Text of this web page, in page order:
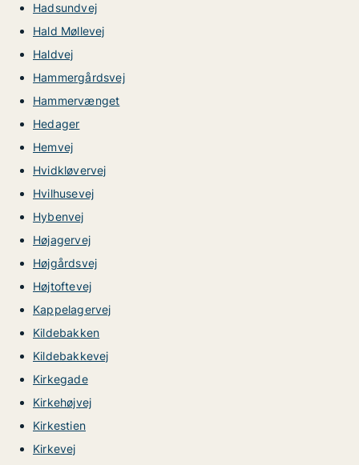
Hadsundvej
Hald Møllevej
Haldvej
Hammergårdsvej
Hammervænget
Hedager
Hemvej
Hvidkløvervej
Hvilhusevej
Hybenvej
Højagervej
Højgårdsvej
Højtoftevej
Kappelagervej
Kildebakken
Kildebakkevej
Kirkegade
Kirkehøjvej
Kirkestien
Kirkevej